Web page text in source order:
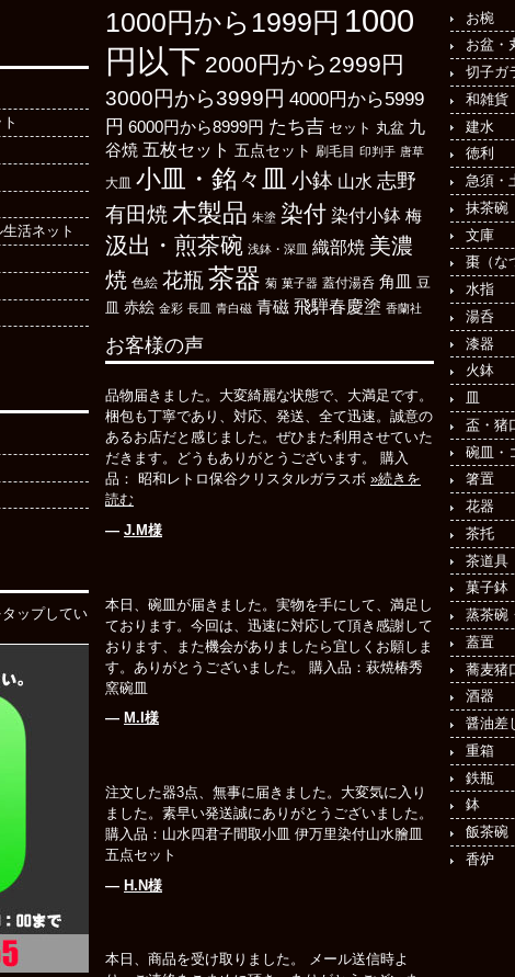
1000円から1999円 1000
円以下 2000円から2999円
3000円から3999円 4000円から5999
円 6000円から8999円 たち吉 セット 丸盆 九
谷焼 五枚セット 五点セット 刷毛目 印判手 唐草
大皿 小皿・銘々皿 小鉢 山水 志野
有田焼 木製品 朱塗 染付 染付小鉢 梅
汲出・煎茶碗 浅鉢・深皿 織部焼 美濃
焼 色絵 花瓶 茶器 菊 菓子器 蓋付湯呑 角皿 豆
皿 赤絵 金彩 長皿 青白磁 青磁 飛騨春慶塗 香蘭社
お椀
お盆・
切子ガ
和雑貨
建水
徳利
急須・
抹茶碗
文庫
棗（な
水指
湯呑
漆器
火鉢
皿
盃・猪
碗皿・
箸置
花器
茶托
茶道具
菓子鉢
蒸茶碗
蓋置
蕎麦猪
酒器
醤油差
重箱
鉄瓶
鉢
飯茶碗
香炉
活ネット
お客様の声
品物届きました。大変綺麗な状態で、大満足です。
梱包も丁寧であり、対応、発送、全て迅速。誠意の
あるお店だと感じました。ぜひまた利用させていた
だきます。どうもありがとうございます。 購入
品： 昭和レトロ保谷クリスタルガラスボ »続きを
読む
― J.M様
本日、碗皿が届きました。実物を手にして、満足し
ております。今回は、迅速に対応して頂き感謝して
おります、また機会がありましたら宜しくお願しま
す。ありがとうございました。 購入品：萩焼椿秀
窯碗皿
― M.I様
注文した器3点、無事に届きました。大変気に入り
ました。素早い発送誠にありがとうございました。
購入品：山水四君子間取小皿 伊万里染付山水膾皿
五点セット
― H.N様
本日、商品を受け取りました。 メール送信時よ
ップしてい